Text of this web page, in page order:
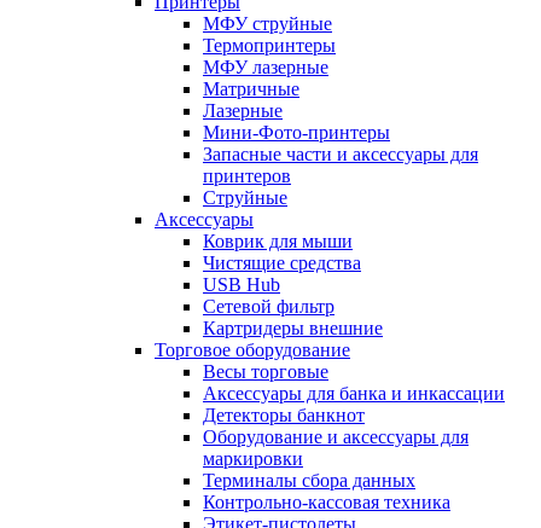
МФУ струйные
Термопринтеры
МФУ лазерные
Матричные
Лазерные
Мини-Фото-принтеры
Запасные части и аксессуары для
принтеров
Струйные
Аксессуары
Коврик для мыши
Чистящие средства
USB Hub
Сетевой фильтр
Картридеры внешние
Торговое оборудование
Весы торговые
Аксессуары для банка и инкассации
Детекторы банкнот
Оборудование и аксессуары для
маркировки
Терминалы сбора данных
Контрольно-кассовая техника
Этикет-пистолеты